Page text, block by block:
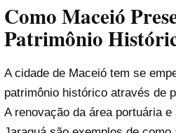
Como Maceió
Patrimônio
A cidade de Maceió tem se
patrimônio histórico através de
A renovação da área portuária